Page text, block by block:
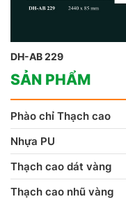
DH-AB 229
SẢN PHẨM
Phào chỉ Thạch cao
Nhựa PU
Thạch cao dát vàng
Thạch cao nhũ vàng